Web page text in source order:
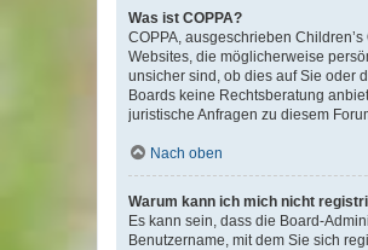
Was ist COPPA?
COPPA, ausgeschrieben
Websites, die möglicherweise
unsicher sind, ob dies auf Sie oder
Boards keine Rechtsberatung
juristische Anfragen zu diesem
Nach oben
Warum kann ich mich nicht
Es kann sein, dass die Board-
Benutzername, mit dem Sie sich